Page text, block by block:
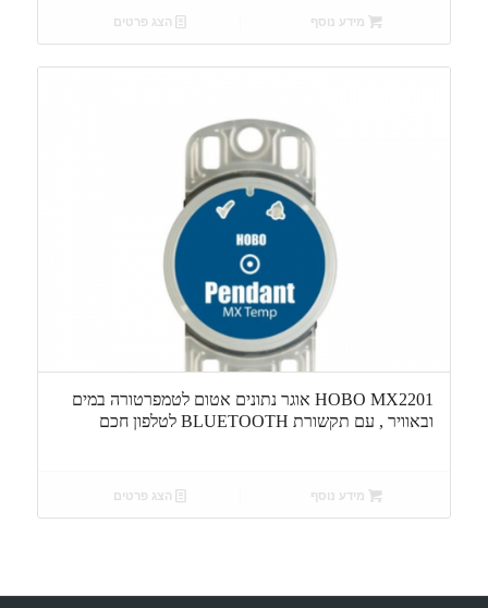
מידע נוסף הצג פרטים
HOBO MX2201 אוגר נתונים אטום לטמפרטורה במים
ובאוויר , עם תקשורת BLUETOOTH לטלפון חכם
מידע נוסף הצג פרטים